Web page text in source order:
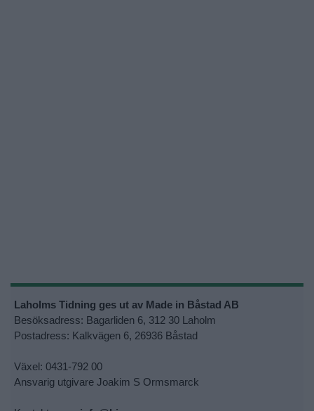
Laholms Tidning ges ut av Made in Båstad AB
Besöksadress: Bagarliden 6, 312 30 Laholm
Postadress: Kalkvägen 6, 26936 Båstad
Växel: 0431-792 00
Ansvarig utgivare Joakim S Ormsmarck